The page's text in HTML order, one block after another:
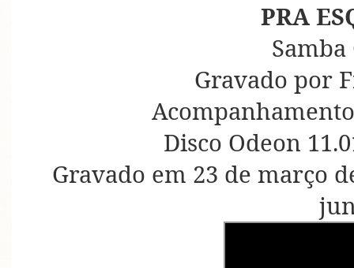
PRA
Samba
Gravado por
Disco Odeon
Gravado em 23 de março